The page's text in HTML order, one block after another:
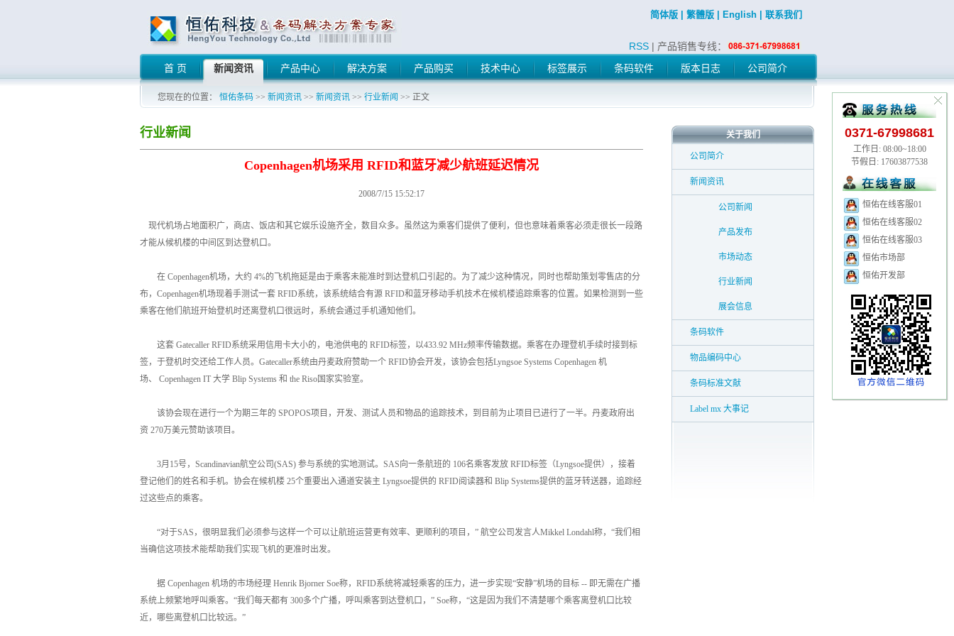
简体版 繁體版 English 联系我们
RSS | 产品销售专线：
首 页
新闻资讯 产品中心 解决方案 产品购买 技术中心 标签展示 条码软件 版本日志 公司简介
0371-67998681
工作日: 08:00~18:00
节假日: 17603877538
恒佑在线客服01
恒佑在线客服02
恒佑在线客服03
恒佑市场部
恒佑开发部
您现在的位置： 恒佑条码 >> 新闻资讯 >> 新闻资讯 >> 行业新闻 >> 正文
行业新闻
Copenhagen机场采用 RFID和蓝牙减少航班延迟情况
2008/7/15 15:52:17
现代机场占地面积广，商店、饭店和其它娱乐设施齐全，数目众多。虽然这为乘客们提供了便利，但也意味着乘客必须走很长一段路
才能从候机楼的中间区到达登机口。
在 Copenhagen机场，大约 4%的飞机拖延是由于乘客未能准时到达登机口引起的。为了减少这种情况，同时也帮助策划零售店的分
布，Copenhagen机场现着手测试一套 RFID系统，该系统结合有源 RFID和蓝牙移动手机技术在候机楼追踪乘客的位置。如果检测到一些
乘客在他们航班开始登机时还离登机口很远时，系统会通过手机通知他们。
这套 Gatecaller RFID系统采用信用卡大小的，电池供电的 RFID标签，以433.92 MHz频率传输数据。乘客在办理登机手续时接到标
签，于登机时交还给工作人员。Gatecaller系统由丹麦政府赞助一个 RFID协会开发，该协会包括Lyngsoe Systems Copenhagen 机
场、 Copenhagen IT 大学 Blip Systems 和 the Riso国家实验室。
该协会现在进行一个为期三年的 SPOPOS项目，开发、测试人员和物品的追踪技术，到目前为止项目已进行了一半。丹麦政府出
资 270万美元赞助该项目。
3月15号，Scandinavian航空公司(SAS) 参与系统的实地测试。SAS向一条航班的 106名乘客发放 RFID标签（Lyngsoe提供），接着
登记他们的姓名和手机。协会在候机楼 25个重要出入通道安装主 Lyngsoe提供的 RFID阅读器和 Blip Systems提供的蓝牙转送器，追踪经
过这些点的乘客。
“对于SAS，很明显我们必须参与这样一个可以让航班运营更有效率、更顺利的项目，” 航空公司发言人Mikkel Londahl称，“我们相
当确信这项技术能帮助我们实现飞机的更准时出发。
据 Copenhagen 机场的市场经理 Henrik Bjorner Soe称，RFID系统将减轻乘客的压力，进一步实现“安静”机场的目标 -- 即无需在广播
系统上频繁地呼叫乘客。“我们每天都有 300多个广播，呼叫乘客到达登机口，” Soe称，“这是因为我们不清楚哪个乘客离登机口比较
近，哪些离登机口比较远。”
关于我们
公司简介
新闻资讯
公司新闻
产品发布
市场动态
行业新闻
展会信息
条码软件
物品编码中心
条码标准文献
Label mx 大事记